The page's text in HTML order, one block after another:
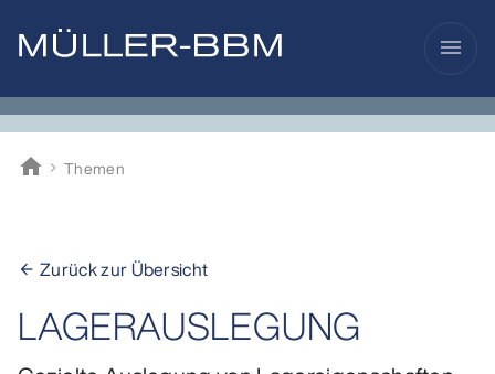
menu
home
Müller-BBM
Themen
arrow_back Zurück zur Übersicht
LAGERAUSLEGUNG